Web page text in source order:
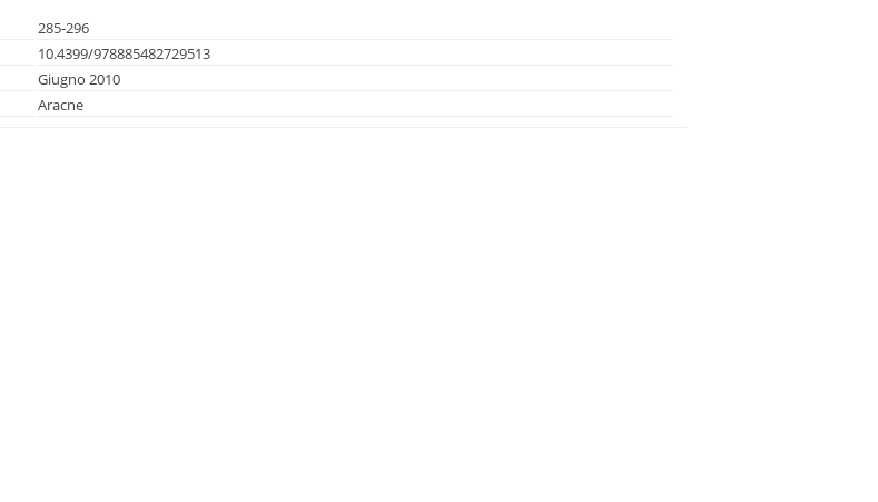
285-296
10.4399/978885482729513
Giugno 2010
Aracne